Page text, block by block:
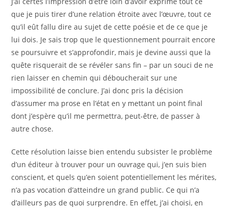
que je puis tirer d’une relation étroite avec l’œuvre, tout ce
qu’il eût fallu dire au sujet de cette poésie et de ce que je
lui dois. Je sais trop que le questionnement pourrait encore
se poursuivre et s’approfondir, mais je devine aussi que la
quête risquerait de se révéler sans fin – par un souci de ne
rien laisser en chemin qui déboucherait sur une
impossibilité de conclure. J’ai donc pris la décision
d’assumer ma prose en l’état en y mettant un point final
dont j’espère qu’il me permettra, peut-être, de passer à
autre chose.
Cette résolution laisse bien entendu subsister le problème
d’un éditeur à trouver pour un ouvrage qui, j’en suis bien
conscient, et quels qu’en soient potentiellement les mérites,
n’a pas vocation d’atteindre un grand public. Ce qui n’a
d’ailleurs pas de quoi surprendre. En effet, j’ai choisi, en